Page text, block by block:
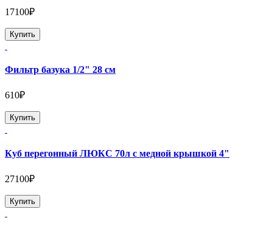
17100₽
Купить
Фильтр базука 1/2" 28 см
610₽
Купить
Куб перегонный ЛЮКС 70л с медной крышкой 4"
27100₽
Купить